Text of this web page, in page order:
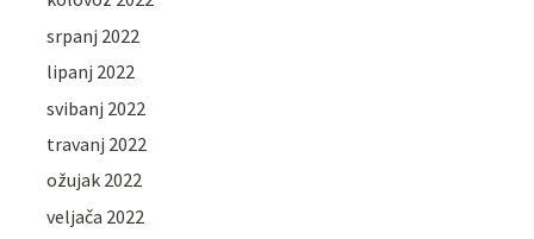
srpanj 2022
lipanj 2022
svibanj 2022
travanj 2022
ožujak 2022
veljača 2022